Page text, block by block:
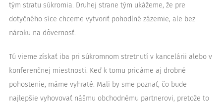
tým stratu súkromia. Druhej strane tým ukážeme, že pre
dotyčného síce chceme vytvoriť pohodlné zázemie, ale bez
nároku na dôvernosť.
Tú vieme získať iba pri súkromnom stretnutí v kancelárii alebo v
konferenčnej miestnosti. Keď k tomu pridáme aj drobné
pohostenie, máme vyhraté. Mali by sme poznať, čo bude
najlepšie vyhovovať nášmu obchodnému partnerovi, pretože to